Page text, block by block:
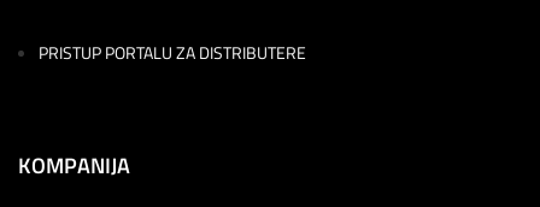
PRISTUP PORTALU ZA DISTRIBUTERE
KOMPANIJA